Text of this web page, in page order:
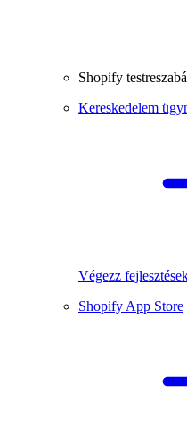
Shopify
Kereskedelem
Végezz
Shopify App Store